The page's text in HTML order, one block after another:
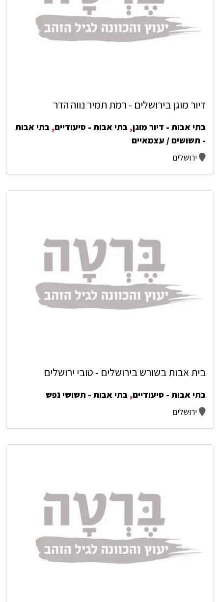
דיור מוגן בירושלים - רמת תמיר נווה הדר
בתי אבות - דיור מוגן, בתי אבות - סיעודיים, בתי אבות
- תשושים / עצמאיים
ירושלים
בית אבות בשורש בירושלים - טובי ירושלים
בתי אבות - סיעודיים, בתי אבות - תשושי נפש
ירושלים